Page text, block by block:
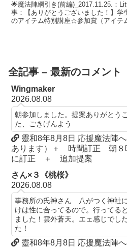
🌟魔法陣綱引き(前編)_2017.11.25.：
事：【ありがとうございました！】
のアイテム特別講座☆参加賞（アイテ
全記事 – 最新のコメント
Wingmaker
2026.08.08
朝参加しました。提案ありがとう
た、ごきげんよう
靈和8年8月8日 応援魔法陣
あります）＋ 時間訂正 朝８
に訂正 ＋ 追加提案
さん×３《桃桜》
2026.08.08
事務所の氏神さん 八がつく神社
けは性に合ってるので。行ってる
ました！雲外蒼天。エェ感じでし
た！
靈和8年8月8日 応援魔法陣